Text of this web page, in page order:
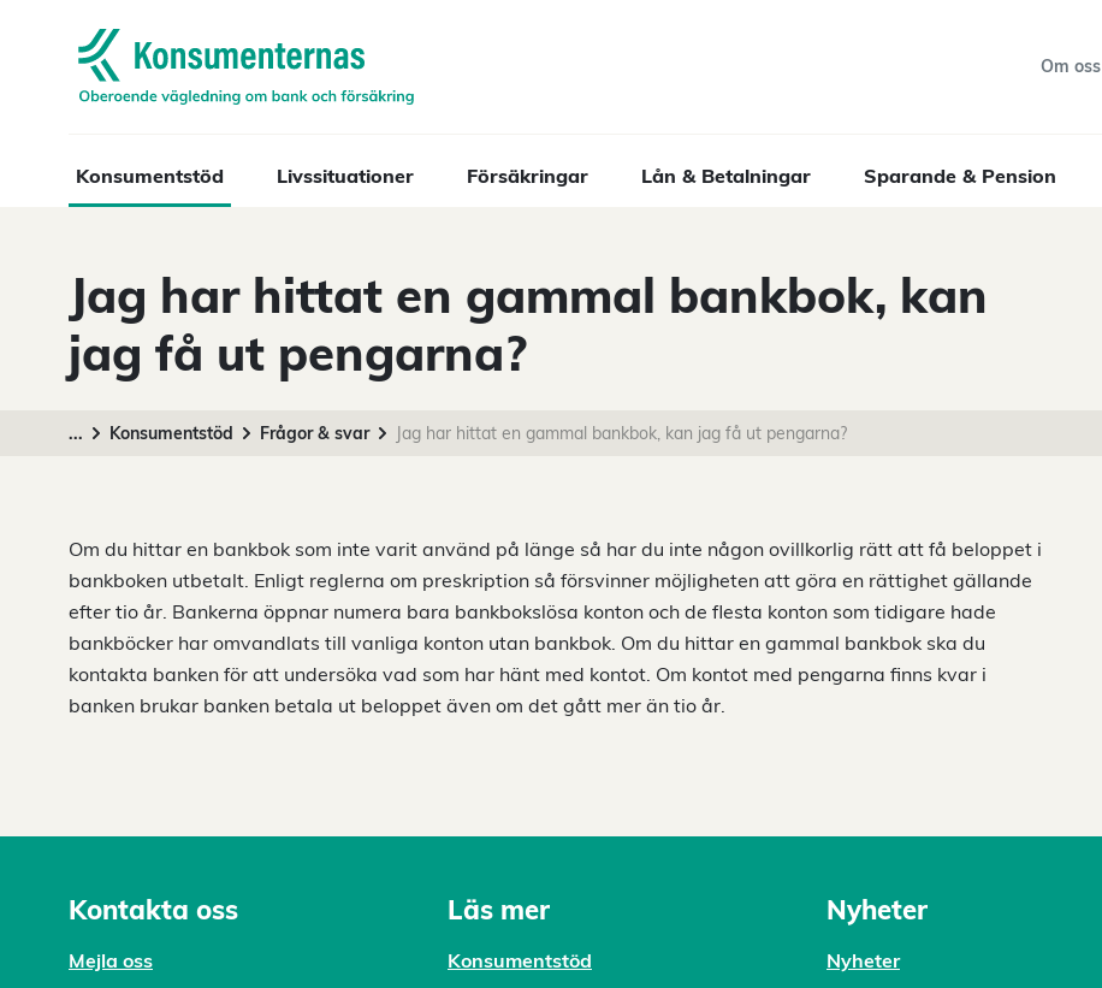
Navigera till startsidan
Om oss
Konsumentstöd Livssituationer Försäkringar Lån & Betalningar Sparande & Pension
Jag har hittat en gammal bankbok, kan
jag få ut pengarna?
... Konsumentstöd Frågor & svar Jag har hittat en gammal bankbok, kan jag få ut pengarna?
Om du hittar en bankbok som inte varit använd på länge så har du inte någon ovillkorlig rätt att få beloppet i
bankboken utbetalt. Enligt reglerna om preskription så försvinner möjligheten att göra en rättighet gällande
efter tio år. Bankerna öppnar numera bara bankbokslösa konton och de flesta konton som tidigare hade
bankböcker har omvandlats till vanliga konton utan bankbok. Om du hittar en gammal bankbok ska du
kontakta banken för att undersöka vad som har hänt med kontot. Om kontot med pengarna finns kvar i
banken brukar banken betala ut beloppet även om det gått mer än tio år.
Kontakta oss
Mejla oss
Läs mer
Konsumentstöd
Nyheter
Nyheter